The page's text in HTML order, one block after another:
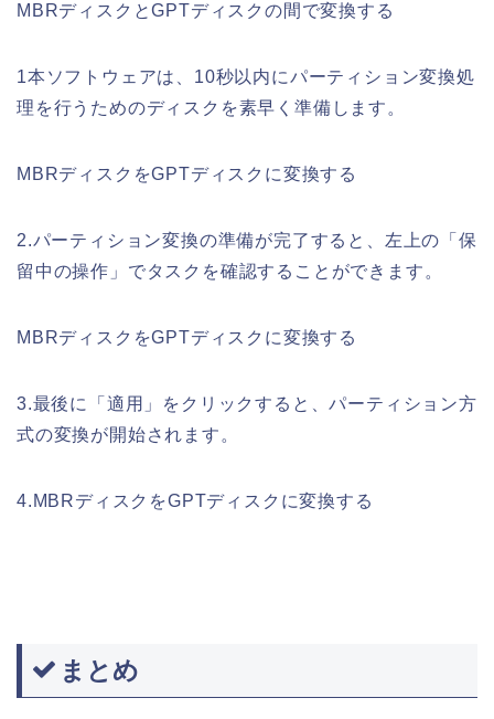
MBRディスクとGPTディスクの間で変換する
1本ソフトウェアは、10秒以内にパーティション変換処
理を行うためのディスクを素早く準備します。
MBRディスクをGPTディスクに変換する
2.パーティション変換の準備が完了すると、左上の「保
留中の操作」でタスクを確認することができます。
MBRディスクをGPTディスクに変換する
3.最後に「適用」をクリックすると、パーティション方
式の変換が開始されます。
4.MBRディスクをGPTディスクに変換する
まとめ